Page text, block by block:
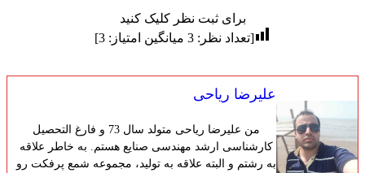
برای ثبت نظر کلیک کنید
[تعداد نظر: 3 میانگین امتیاز: 3
]
علیرضا ریاحی
من علیرضا ریاحی متولد سال 73 و فارغ التحصیل
کارشناسی ارشد مهندسی صنایع هستم. به خاطر علاقه
به رشتم و البته علاقه به تولید، مجموعه شمع پرفکت رو